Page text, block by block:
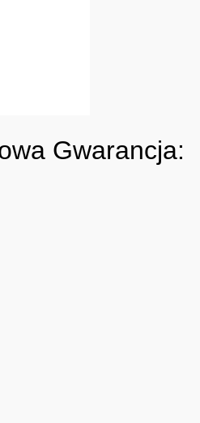
Gwarancja: